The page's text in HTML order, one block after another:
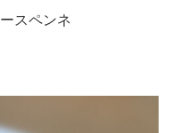
スペンネ